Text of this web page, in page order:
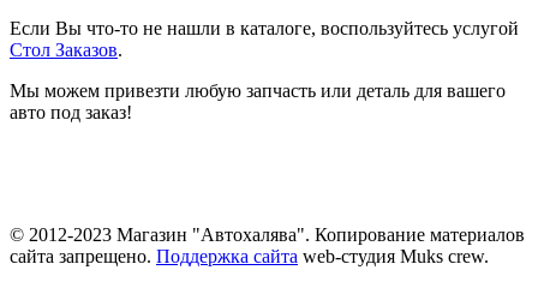
Если Вы что-то не нашли в каталоге, воспользуйтесь услугой
Стол Заказов.
Мы можем привезти любую запчасть или деталь для вашего
авто под заказ!
© 2012-2023 Магазин "Автохалява". Копирование материалов
сайта запрещено. Поддержка сайта web-студия Muks crew.